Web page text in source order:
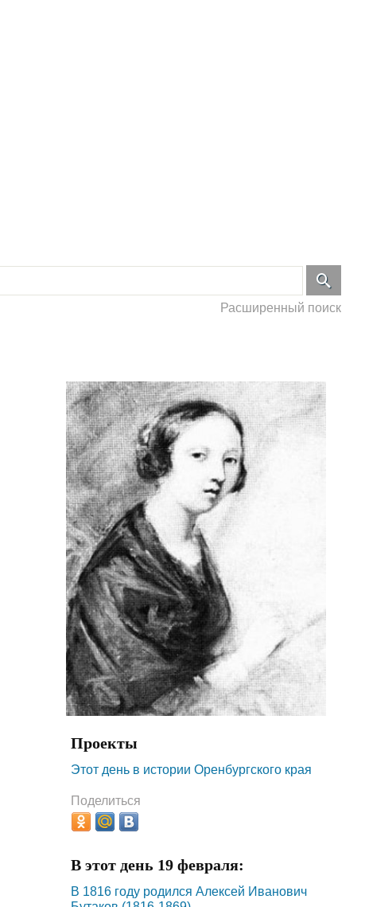
Расширенный поиск
Проекты
Этот день в истории Оренбургского края
Поделиться
В этот день 19 февраля:
В 1816 году родился Алексей Иванович